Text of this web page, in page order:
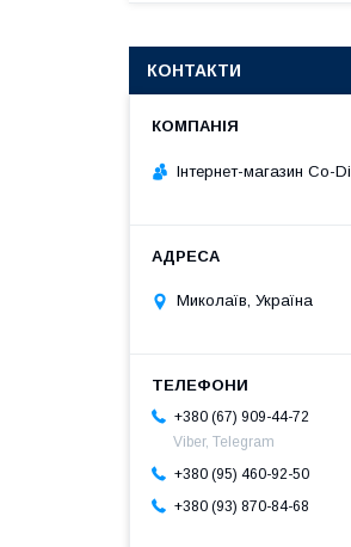
КОНТАКТИ
Інтернет-магазин Co-Di
Миколаїв, Україна
+380 (67) 909-44-72
Viber, Telegram
+380 (95) 460-92-50
+380 (93) 870-84-68